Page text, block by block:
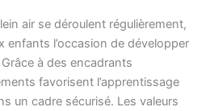
air se déroulent régulièrement,
enfants l’occasion de développer
à des encadrants
favorisent l’apprentissage
un cadre sécurisé. Les valeurs